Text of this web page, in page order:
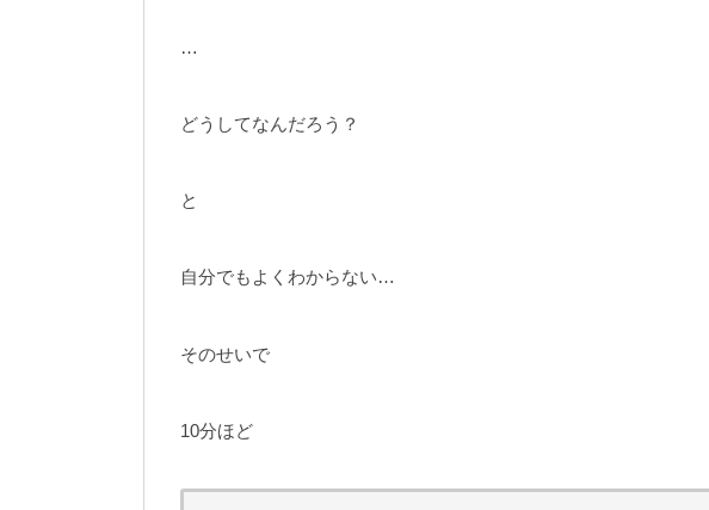
…
どうしてなんだろう？
と
自分でもよくわからない…
そのせいで
10分ほど